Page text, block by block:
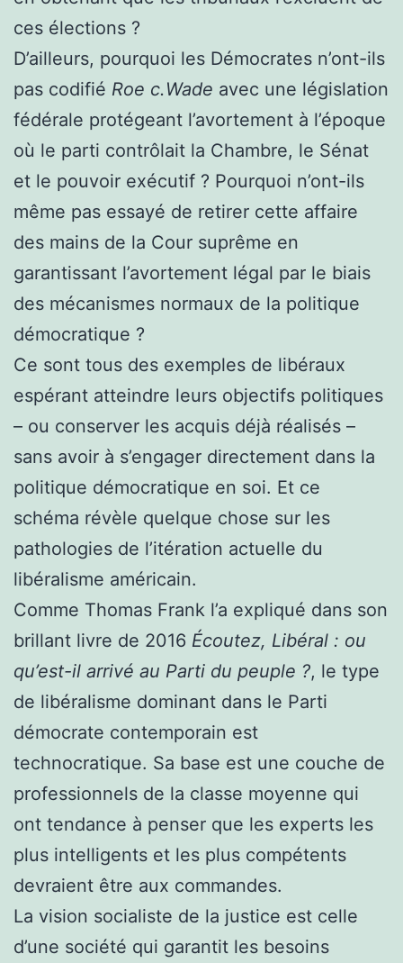
ces élections ?
D’ailleurs, pourquoi les Démocrates n’ont-ils
pas codifié Roe c.Wade avec une législation
fédérale protégeant l’avortement à l’époque
où le parti contrôlait la Chambre, le Sénat
et le pouvoir exécutif ? Pourquoi n’ont-ils
même pas essayé de retirer cette affaire
des mains de la Cour suprême en
garantissant l’avortement légal par le biais
des mécanismes normaux de la politique
démocratique ?
Ce sont tous des exemples de libéraux
espérant atteindre leurs objectifs politiques
– ou conserver les acquis déjà réalisés –
sans avoir à s’engager directement dans la
politique démocratique en soi. Et ce
schéma révèle quelque chose sur les
pathologies de l’itération actuelle du
libéralisme américain.
Comme Thomas Frank l’a expliqué dans son
brillant livre de 2016 Écoutez, Libéral : ou
qu’est-il arrivé au Parti du peuple ?, le type
de libéralisme dominant dans le Parti
démocrate contemporain est
technocratique. Sa base est une couche de
professionnels de la classe moyenne qui
ont tendance à penser que les experts les
plus intelligents et les plus compétents
devraient être aux commandes.
La vision socialiste de la justice est celle
d’une société qui garantit les besoins